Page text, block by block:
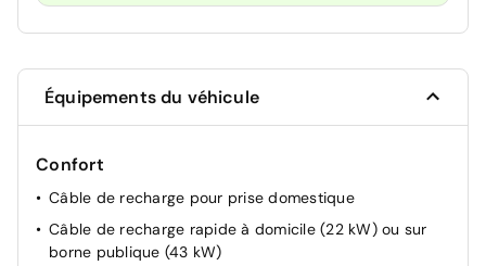
Équipements du véhicule
Confort
Câble de recharge pour prise domestique
Câble de recharge rapide à domicile (22 kW) ou sur
borne publique (43 kW)